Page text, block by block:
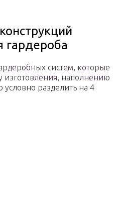
гардероба
систем, которые
изготовления, наполнению
разделить на 4